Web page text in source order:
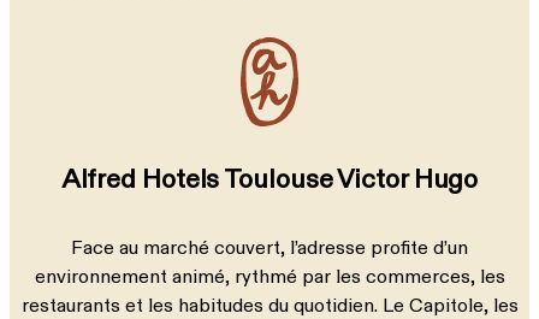
Alfred Hotels Toulouse Victor Hugo
Face au marché couvert, l’adresse profite d’un
environnement animé, rythmé par les commerces, les
restaurants et les habitudes du quotidien. Le Capitole, les